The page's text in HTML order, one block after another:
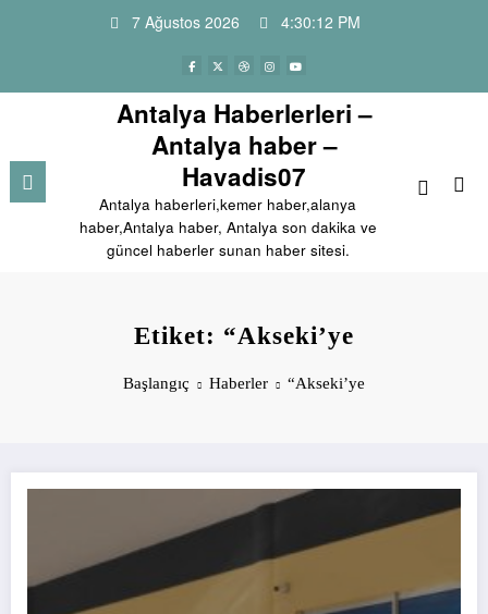
7 Ağustos 2026 4:30:12 PM
Antalya Haberlerleri –
Antalya haber –
Havadis07
Antalya haberleri,kemer haber,alanya
haber,Antalya haber, Antalya son dakika ve
güncel haberler sunan haber sitesi.
Etiket: “Akseki’ye
Başlangıç Haberler “Akseki’ye